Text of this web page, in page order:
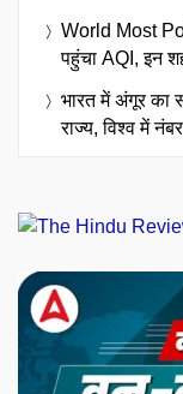
World Most
पहुंचा AQI, इन
भारत में अंगूर का
राज्य, विश्व में